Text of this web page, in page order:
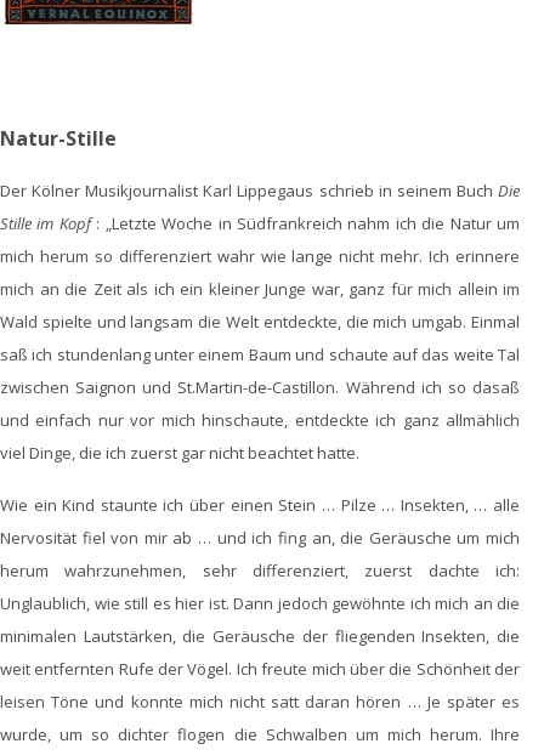
Natur-Stille
Der Kölner Musikjournalist Karl Lippegaus schrieb in seinem Buch Die
Stille im Kopf: „Letzte Woche in Südfrankreich nahm ich die Natur um
mich herum so differenziert wahr wie lange nicht mehr. Ich erinnere
mich an die Zeit als ich ein kleiner Junge war, ganz für mich allein im
Wald spielte und langsam die Welt entdeckte, die mich umgab. Einmal
saß ich stundenlang unter einem Baum und schaute auf das weite Tal
zwischen Saignon und St.Martin-de-Castillon. Während ich so dasaß
und einfach nur vor mich hinschaute, entdeckte ich ganz allmählich
viel Dinge, die ich zuerst gar nicht beachtet hatte.
Wie ein Kind staunte ich über einen Stein … Pilze … Insekten, … alle
Nervosität fiel von mir ab … und ich fing an, die Geräusche um mich
herum wahrzunehmen, sehr differenziert, zuerst dachte ich:
Unglaublich, wie still es hier ist. Dann jedoch gewöhnte ich mich an die
minimalen Lautstärken, die Geräusche der fliegenden Insekten, die
weit entfernten Rufe der Vögel. Ich freute mich über die Schönheit der
leisen Töne und konnte mich nicht satt daran hören … Je später es
wurde, um so dichter flogen die Schwalben um mich herum. Ihre